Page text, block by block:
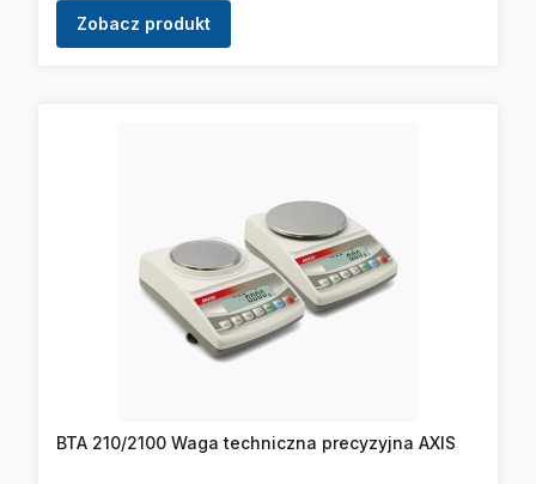
Zobacz produkt
BTA 210/2100 Waga techniczna precyzyjna AXIS